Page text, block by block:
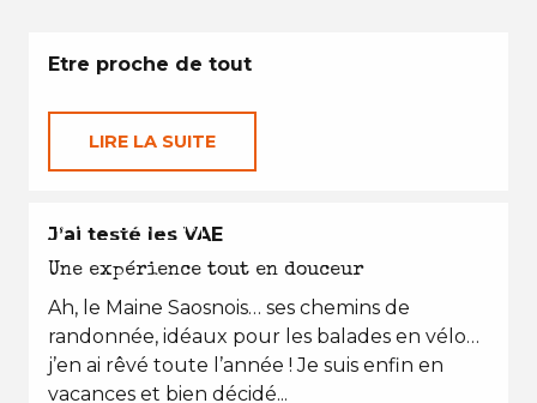
Etre proche de tout
LIRE LA SUITE
EN TOUTES SAISONS
J’ai testé les VAE
Une expérience tout en douceur
Ah, le Maine Saosnois… ses chemins de
randonnée, idéaux pour les balades en vélo…
j’en ai rêvé toute l’année ! Je suis enfin en
vacances et bien décidé...